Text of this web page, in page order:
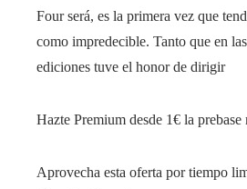
Four será, es la primera vez que
como impredecible. Tanto que en
ediciones tuve el honor de dirigir
Hazte Premium desde 1€ la prebase
Aprovecha esta oferta por tiempo